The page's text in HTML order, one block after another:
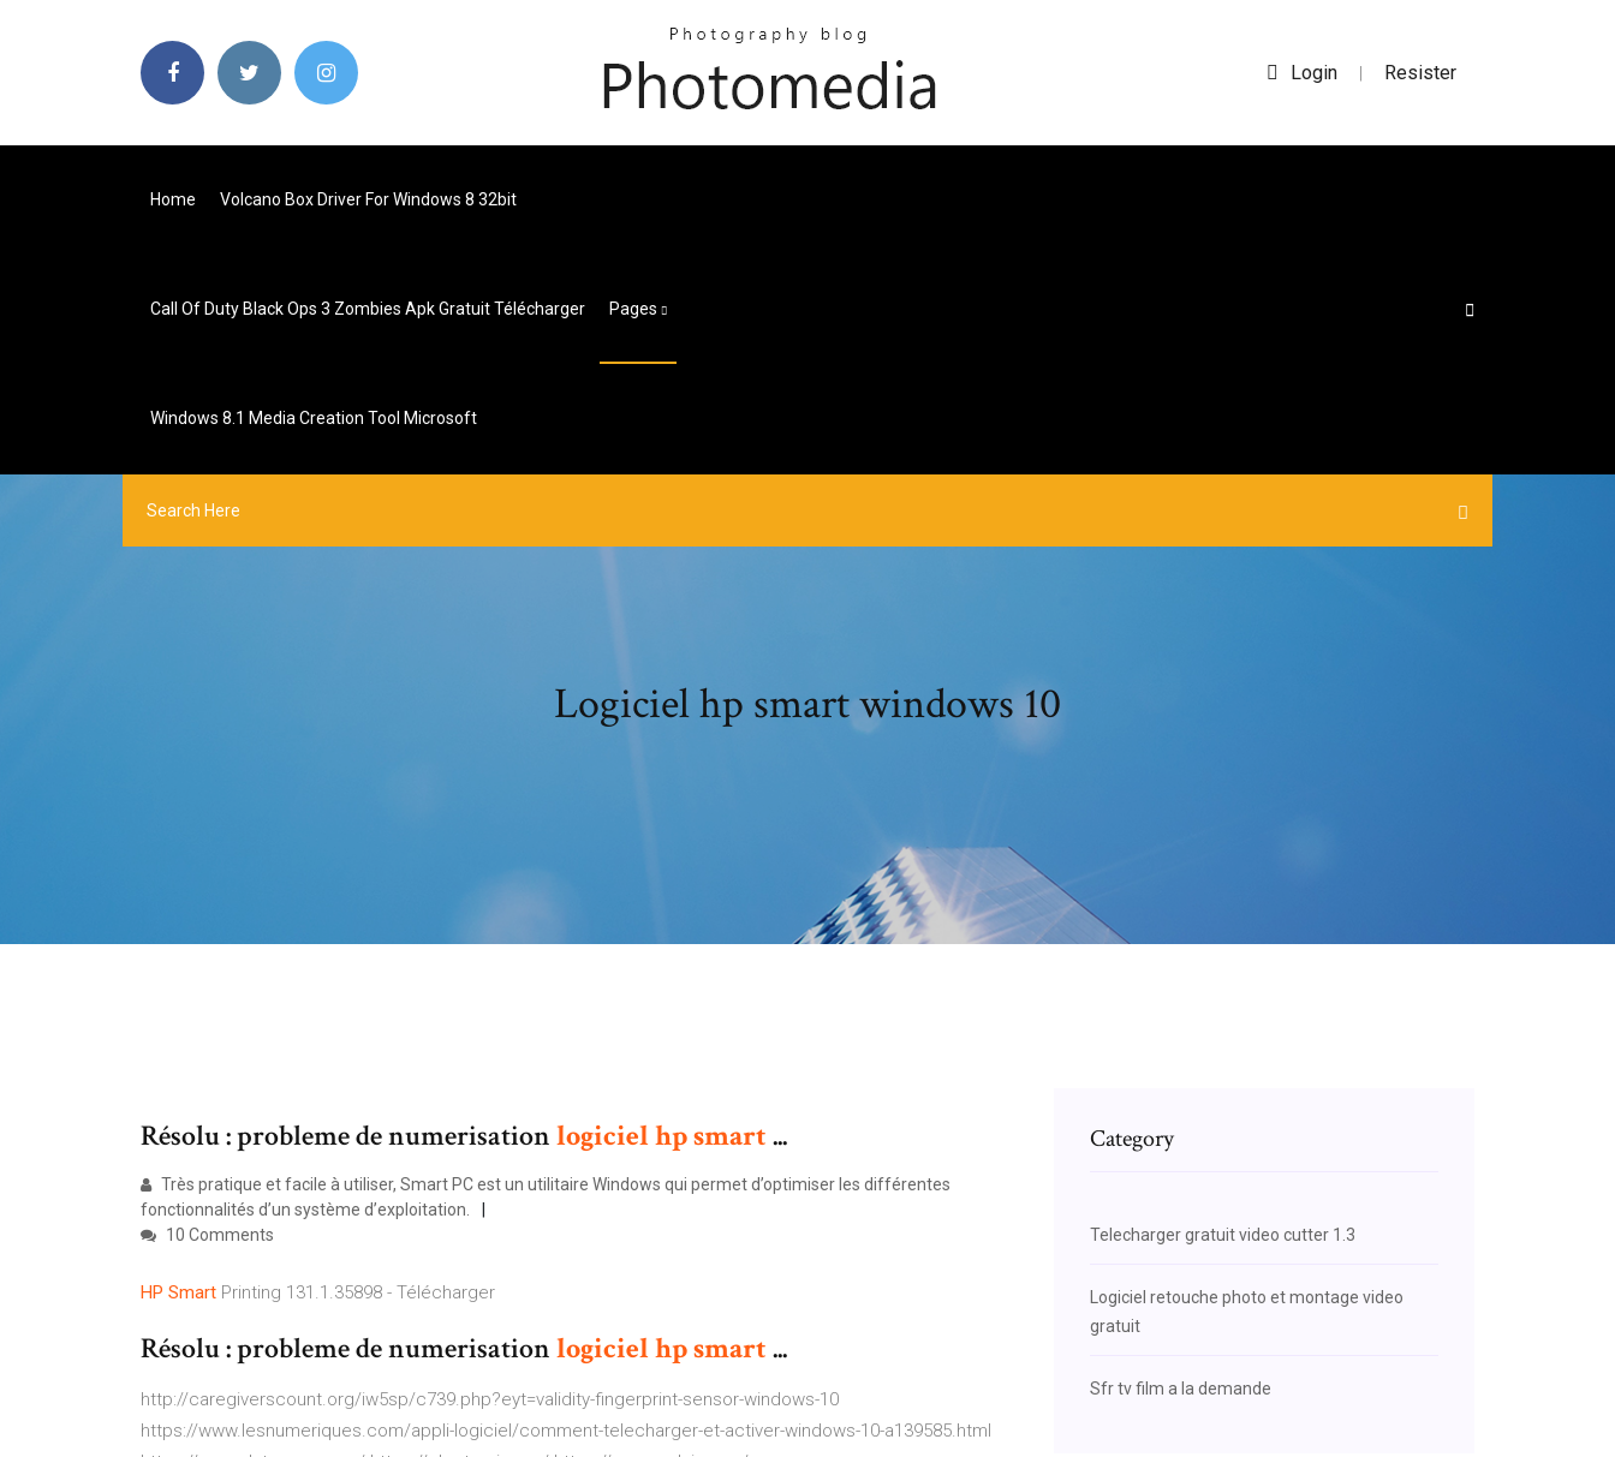
Login | Resister
Home Volcano Box Driver For Windows 8 32bit
Call Of Duty Black Ops 3 Zombies Apk Gratuit Télécharger Pages
Windows 8.1 Media Creation Tool Microsoft
Logiciel hp smart windows 10
Résolu : probleme de numerisationlogicielhpsmart...
Très pratique et facile à utiliser, Smart PC est un utilitaire Windows qui permet d’optimiser les différentes
fonctionnalités d’un système d’exploitation.
10 Comments
HP Smart Printing 131.1.35898 - Télécharger
Résolu : probleme de numerisationlogicielhpsmart...
http://caregiverscount.org/iw5sp/c739.php?eyt=validity-fingerprint-sensor-windows-10
https://www.lesnumeriques.com/appli-logiciel/comment-telecharger-et-activer-windows-10-a139585.html
Category
Telecharger gratuit video cutter 1.3
Logiciel retouche photo et montage video
gratuit
Sfr tv film a la demande